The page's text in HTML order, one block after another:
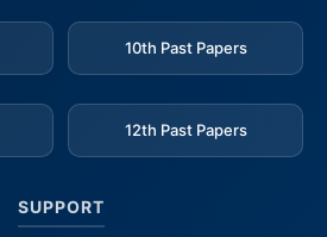
10th Past Papers
12th Past Papers
SUPPORT